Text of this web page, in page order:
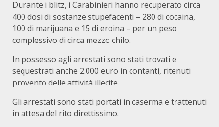
Durante i blitz, i Carabinieri hanno recuperato circa
400 dosi di sostanze stupefacenti – 280 di cocaina,
100 di marijuana e 15 di eroina – per un peso
complessivo di circa mezzo chilo.
In possesso agli arrestati sono stati trovati e
sequestrati anche 2.000 euro in contanti, ritenuti
provento delle attività illecite.
Gli arrestati sono stati portati in caserma e trattenuti
in attesa del rito direttissimo.